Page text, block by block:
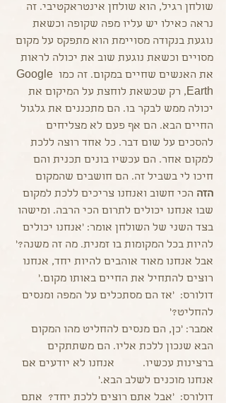
שולחן רגיל, הוא שולחן אינטראקטיבי. זה
נראה כאילו יש עליו מפה שקופה וכשאת
נוגעת בנקודה מסויימת הוא מתפקס על מקום
מסויים וכשאת נוגעת שוב את יכולה לראות
את האנשים שחיים במקום. זה כמו Google
Earth, רק שכשאת לוחצת על המיקום את
יכולה ממש לבקר בו. הם מתכננים את גלגול
החיים הבא. הם אף פעם לא מצליחים
להסכים על שום דבר. כל אחד רוצה ללכת
למקום אחר. הם עכשיו בונים תכנית והם
חיכו לי בשביל זה. הם חושבים שהמקום
הזה הכי חשוב ואנחנו צריכים ללכת למקום
שבו אנחנו יכולים לתרום הכי הרבה. ומישהו
בצד השני של השולחן אומר: 'אנחנו יכולים
להיות בכל המקומות בו זמנית. מה זה משנה?'
אבל אנחנו מאוד אוהבים להיות יחד, אנחנו
רוצים להתחיל את החיים באותו מקום.'
דולורס:  'אז הם מסתכלים על המפה ומנסים
להחליט?'
אמבר: 'כן, הם מנסים להחליט מהו המקום
הבא שנכון ללכת אליו. הם משתתקים
ברצינות עכשיו.          אנחנו לא יודעים אם
אנחנו מוכנים לשלב הבא.'
דולורס:  'אבל אתם רוצים ללכת יחד?  אתם